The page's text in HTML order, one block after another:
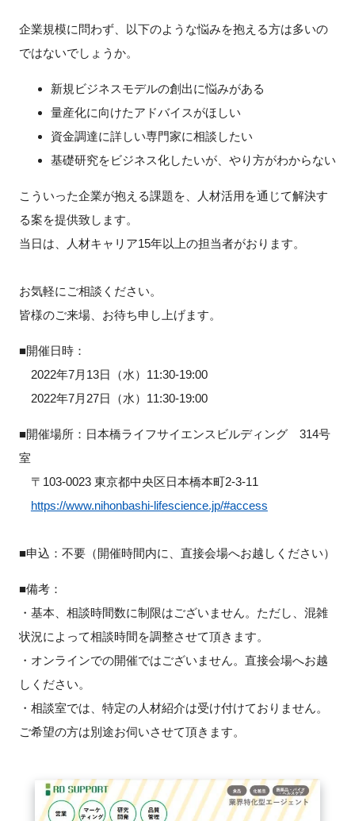
LINK-Jを知る
施設・アクセス
FAQ
イベントお知らせメール登録
企業規模に問わず、以下のような悩みを抱える方は多いの
ではないでしょうか。
新規ビジネスモデルの創出に悩みがある
量産化に向けたアドバイスがほしい
資金調達に詳しい専門家に相談したい
基礎研究をビジネス化したいが、やり方がわからない
こういった企業が抱える課題を、人材活用を通じて解決す
る案を提供致します。
当日は、人材キャリア15年以上の担当者がおります。
お気軽にご相談ください。
皆様のご来場、お待ち申し上げます。
■開催日時：
2022年7月13日（水）11:30-19:00
2022年7月27日（水）11:30-19:00
■開催場所：日本橋ライフサイエンスビルディング 314号
室
〒103-0023 東京都中央区日本橋本町2-3-11
https://www.nihonbashi-lifescience.jp/#access
■申込：不要（開催時間内に、直接会場へお越しください）
■備考：
・基本、相談時間数に制限はございません。ただし、混雑
状況によって相談時間を調整させて頂きます。
・オンラインでの開催ではございません。直接会場へお越
しください。
・相談室では、特定の人材紹介は受け付けておりません。
ご希望の方は別途お伺いさせて頂きます。